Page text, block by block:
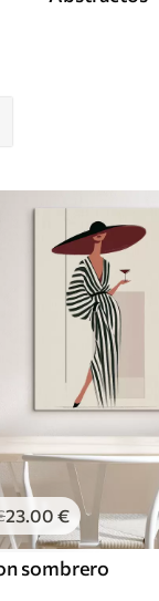
23.00 €
sombrero